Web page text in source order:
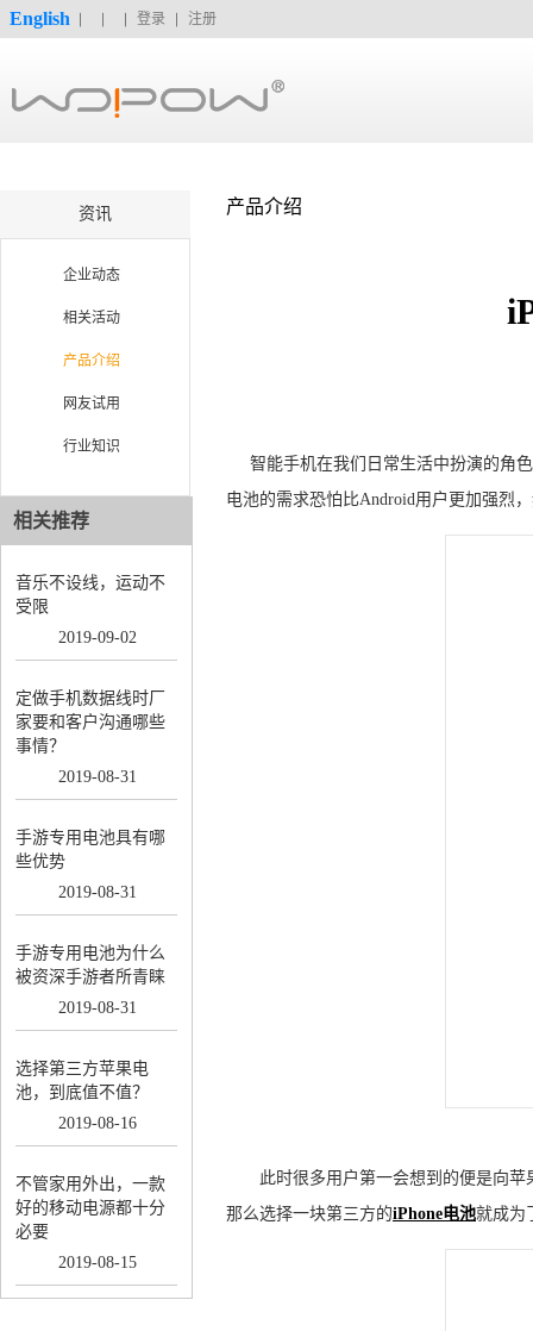
English 登录 注册
资讯
企业动态
相关活动
产品介绍
网友试用
行业知识
相关推荐
音乐不设线，运动不
受限
2019-09-02
定做手机数据线时厂
家要和客户沟通哪些
事情？
2019-08-31
手游专用电池具有哪
些优势
2019-08-31
手游专用电池为什么
被资深手游者所青睐
2019-08-31
选择第三方苹果电
池，到底值不值？
2019-08-16
不管家用外出，一款
好的移动电源都十分
必要
2019-08-15
产品介绍
智能手机在我们日常生活中扮演的角
电池的需求恐怕比Android用户更加强烈
此时很多用户第一会想到的便是向
那么选择一块第三方的iPhone电池就成为